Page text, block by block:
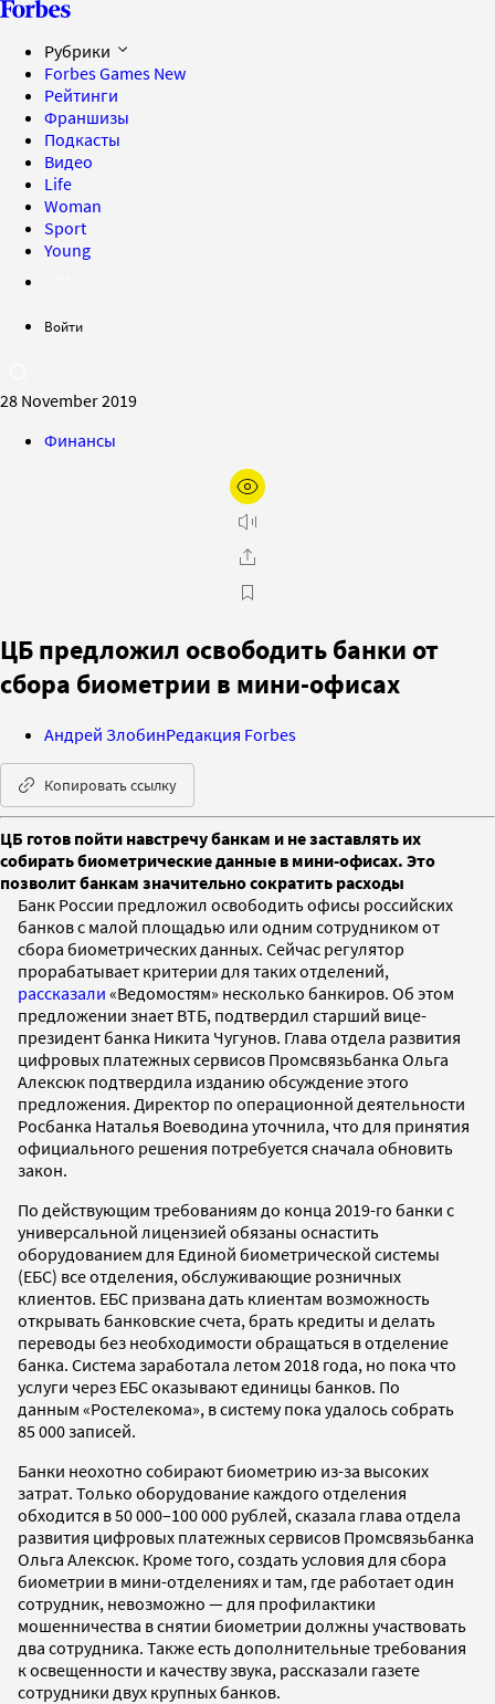
Рубрики
Forbes Games New
Рейтинги
Франшизы
Подкасты
Видео
Life
Woman
Sport
Young
Войти
28 November 2019
Финансы
ЦБ предложил освободить банки от
сбора биометрии в мини-офисах
Андрей ЗлобинРедакция Forbes
Копировать ссылку
ЦБ готов пойти навстречу банкам и не заставлять их
собирать биометрические данные в мини-офисах. Это
позволит банкам значительно сократить расходы
Банк России предложил освободить офисы российских
банков с малой площадью или одним сотрудником от
сбора биометрических данных. Сейчас регулятор
прорабатывает критерии для таких отделений,
рассказали «Ведомостям» несколько банкиров. Об этом
предложении знает ВТБ, подтвердил старший вице-
президент банка Никита Чугунов. Глава отдела развития
цифровых платежных сервисов Промсвязьбанка Ольга
Алексюк подтвердила изданию обсуждение этого
предложения. Директор по операционной деятельности
Росбанка Наталья Воеводина уточнила, что для принятия
официального решения потребуется сначала обновить
закон.
По действующим требованиям до конца 2019-го банки с
универсальной лицензией обязаны оснастить
оборудованием для Единой биометрической системы
(ЕБС) все отделения, обслуживающие розничных
клиентов. ЕБС призвана дать клиентам возможность
открывать банковские счета, брать кредиты и делать
переводы без необходимости обращаться в отделение
банка. Система заработала летом 2018 года, но пока что
услуги через ЕБС оказывают единицы банков. По
данным «Ростелекома», в систему пока удалось собрать
85 000 записей.
Банки неохотно собирают биометрию из-за высоких
затрат. Только оборудование каждого отделения
обходится в 50 000–100 000 рублей, сказала глава отдела
развития цифровых платежных сервисов Промсвязьбанка
Ольга Алексюк. Кроме того, создать условия для сбора
биометрии в мини-отделениях и там, где работает один
сотрудник, невозможно — для профилактики
мошенничества в снятии биометрии должны участвовать
два сотрудника. Также есть дополнительные требования
к освещенности и качеству звука, рассказали газете
сотрудники двух крупных банков.